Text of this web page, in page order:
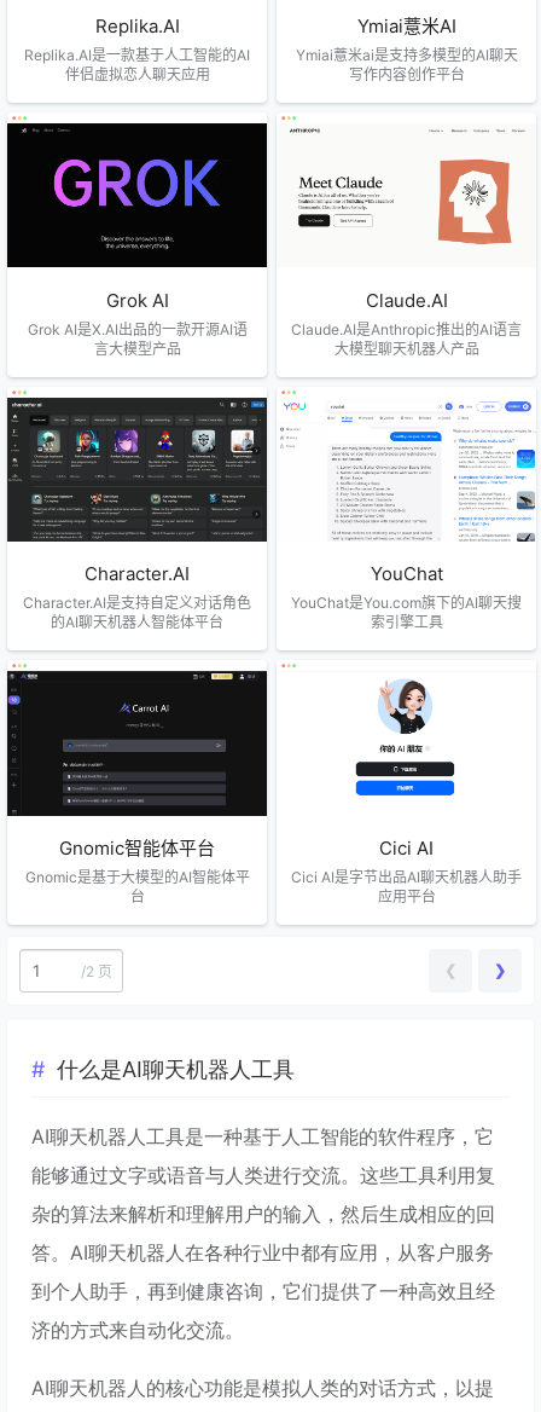
Replika.AI
Replika.AI是一款基于人工智能的AI
伴侣虚拟恋人聊天应用
Ymiai薏米AI
Ymiai薏米ai是支持多模型的AI聊天
写作内容创作平台
Grok AI
Grok AI是X.AI出品的一款开源AI语
言大模型产品
Claude.AI
Claude.AI是Anthropic推出的AI语言
大模型聊天机器人产品
Character.AI
Character.AI是支持自定义对话角色
的AI聊天机器人智能体平台
YouChat
YouChat是You.com旗下的AI聊天搜
索引擎工具
Gnomic智能体平台
Gnomic是基于大模型的AI智能体平
台
Cici AI
Cici AI是字节出品AI聊天机器人助手
应用平台
/2 页 ❮ ❯
什么是AI聊天机器人工具
AI聊天机器人工具是一种基于人工智能的软件程序，它
能够通过文字或语音与人类进行交流。这些工具利用复
杂的算法来解析和理解用户的输入，然后生成相应的回
答。AI聊天机器人在各种行业中都有应用，从客户服务
到个人助手，再到健康咨询，它们提供了一种高效且经
济的方式来自动化交流。
AI聊天机器人的核心功能是模拟人类的对话方式，以提